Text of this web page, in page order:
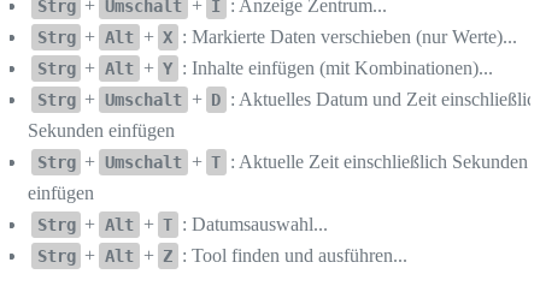
Strg + Umschalt + I : Anzeige Zentrum...
Strg + Alt + X : Markierte Daten verschieben (nur Werte)...
Strg + Alt + Y : Inhalte einfügen (mit Kombinationen)...
Strg + Umschalt + D : Aktuelles Datum und Zeit
Sekunden einfügen
Strg + Umschalt + T : Aktuelle Zeit einschließlich Sekunden
einfügen
Strg + Alt + T : Datumsauswahl...
Strg + Alt + Z : Tool finden und ausführen...